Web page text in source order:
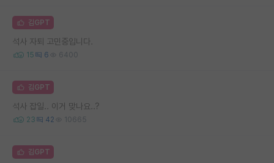
김GPT
석사 자퇴 고민중입니다.
15 6 6400
김GPT
석사 잡일.. 이거 맞나요..?
23 42 10665
김GPT